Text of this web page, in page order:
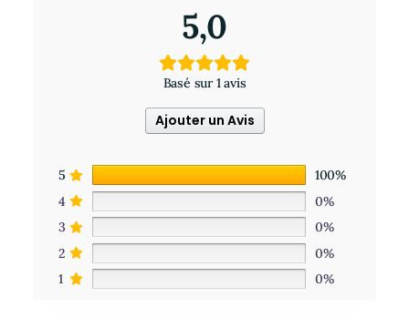
5,0
Basé sur 1 avis
Ajouter un Avis
5
100%
4
0%
3
0%
2
0%
1
0%